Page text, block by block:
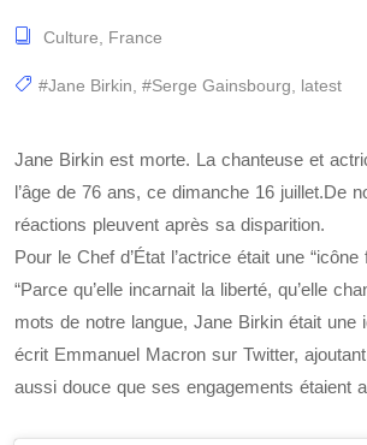
Culture France
#Jane Birkin #Serge Gainsbourg latest
Jane Birkin est morte. La chanteuse et
l’âge de 76 ans, ce dimanche 16 juillet.De
réactions pleuvent après sa disparition.
Pour le Chef d’État l’actrice était une “icône
“Parce qu’elle incarnait la liberté, qu’elle
mots de notre langue, Jane Birkin était une
écrit Emmanuel Macron sur Twitter,
aussi douce que ses engagements étaient